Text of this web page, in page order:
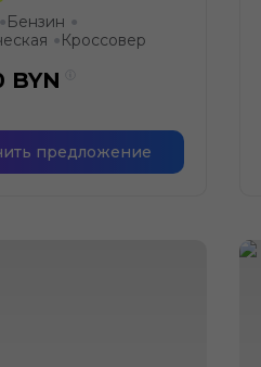
● Бензин ●
● Кроссовер
BYN
предложение